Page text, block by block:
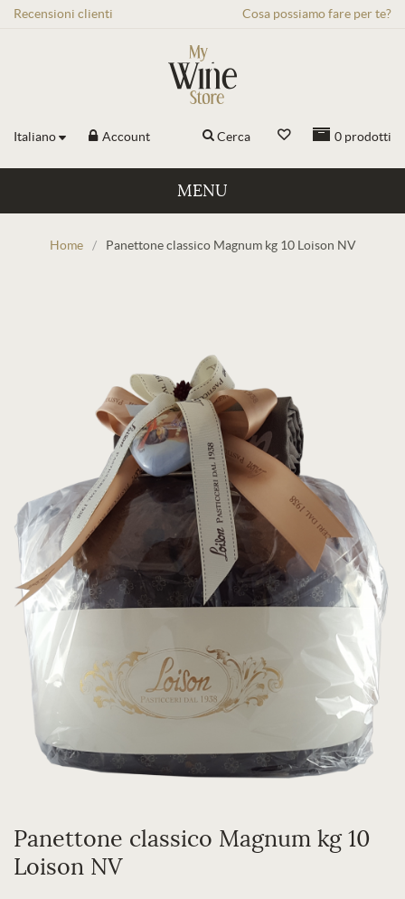
Recensioni clienti Cosa possiamo fare per te?
Italiano Account 0 prodotti
Cerca
MENU
Home / Panettone classico Magnum kg 10 Loison NV
Panettone classico Magnum kg 10
Loison NV